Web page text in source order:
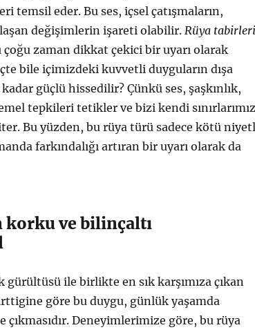
temsil eder. Bu ses, içsel çatışmaların,
değişimlerin işareti olabilir. Rüya tabirleri
zaman dikkat çekici bir uyarı olarak
bile içimizdeki kuvvetli duyguların dışa
güçlü hissedilir? Çünkü ses, şaşkınlık,
tepkileri tetikler ve bizi kendi
Bu yüzden, bu rüya türü sadece kötü
farkındalığı artıran bir uyarı olarak da
ve bilinçaltı
ile birlikte en sık karşımıza çıkan
göre bu duygu, günlük yaşamda
çıkmasıdır. Deneyimlerimize göre, bu rüya